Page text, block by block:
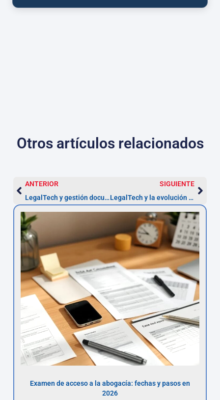
Otros artículos relacionados
ANTERIOR
LegalTech y gestión documental en despachos (2026)
SIGUIENTE
LegalTech y la evolución del Derecho Corporativo
Examen de acceso a la abogacía: fechas y pasos en
2026